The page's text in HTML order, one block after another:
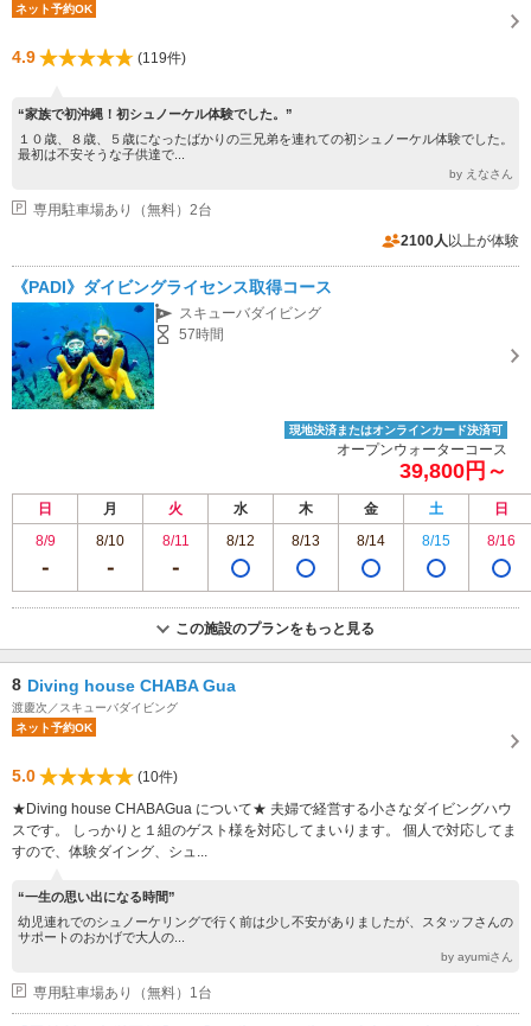
ネット予約OK
4.9 (119件)
“家族で初沖縄！初シュノーケル体験でした。”
１０歳、８歳、５歳になったばかりの三兄弟を連れての初シュノーケル体験でした。
最初は不安そうな子供達で...
by えなさん
専用駐車場あり（無料）2台
2100人 以上が体験
《PADI》ダイビングライセンス取得コース
スキューバダイビング
57時間
現地決済またはオンラインカード決済可
オープンウォーターコース
39,800円～
日 月 火 水 木 金 土
日
8/9
8/10 8/11 8/12 8/13 8/14 8/15 8/16
この施設のプランをもっと見る
8 Diving house CHABA Gua
渡慶次／スキューバダイビング
ネット予約OK
5.0
(10件)
★Diving house CHABAGua について★ 夫婦で経営する小さなダイビングハウ
スです。 しっかりと１組のゲスト様を対応してまいります。 個人で対応してま
すので、体験ダイング、シュ...
“一生の思い出になる時間”
幼児連れでのシュノーケリングで行く前は少し不安がありましたが、スタッフさんの
サポートのおかげで大人の...
by ayumiさん
専用駐車場あり（無料）1台